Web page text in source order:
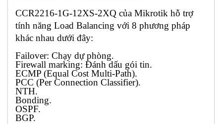
CCR2216-1G-12XS-2XQ của Mikrotik hỗ trợ
tính năng Load Balancing với 8 phương pháp
khác nhau dưới đây:
Failover: Chạy dự phòng.
Firewall marking: Đánh dấu gói tin.
ECMP (Equal Cost Multi-Path).
PCC (Per Connection Classifier).
NTH.
Bonding.
OSPF.
BGP.